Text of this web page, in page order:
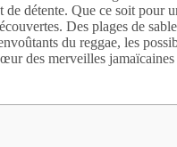
de détente. Que ce soit pour
Des plages de
du reggae, les
des merveilles